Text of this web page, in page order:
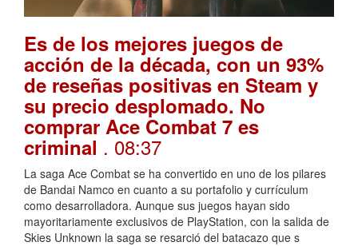
Es de los mejores juegos de
acción de la década, con un 93%
de reseñas positivas en Steam y
su precio desplomado. No
comprar Ace Combat 7 es
criminal . 08:37
La saga Ace Combat se ha convertido en uno de los pilares
de Bandai Namco en cuanto a su portafolio y currículum
como desarrolladora. Aunque sus juegos hayan sido
mayoritariamente exclusivos de PlayStation, con la salida de
Skies Unknown la saga se resarció del batacazo que s